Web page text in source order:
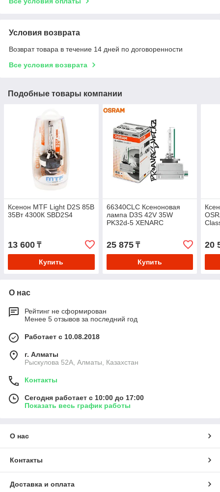
Условия возврата
Возврат товара в течение 14 дней по договоренности
Все условия возврата
Подобные товары компании
Ксенон MTF Light D2S 85В
35Вт 4300К SBD2S4
13 600 ₸
Купить
66340CLC Ксеноновая
лампа D3S 42V 35W
PK32d-5 XENARC
25 875₸
Купить
20
О нас
Рейтинг не сформирован
Менее 5 отзывов за последний год
Работает с 10.08.2018
г. Алматы
Рыскулова 52А, Алматы, Казахстан
Контакты
Сегодня работает с 10:00 до 17:00
Показать весь график работы
О нас
Контакты
Доставка и оплата